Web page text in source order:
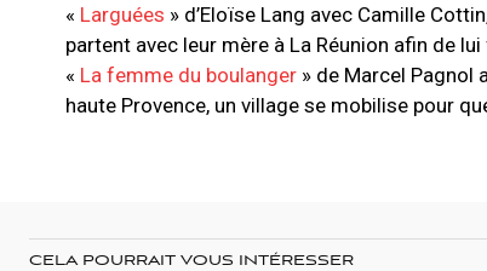
« Larguées » d’Eloïse Lang avec Camille
partent avec leur mère à La Réunion afin de
« La femme du boulanger » de Marcel Pagnol
haute Provence, un village se mobilise pour
CELA POURRAIT VOUS INTÉRESSER